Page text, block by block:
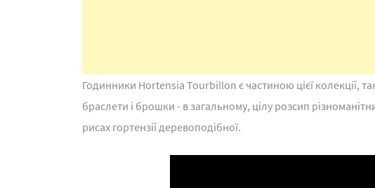
Годинники Hortensia Tourbillon є частиною цієї колекції,
браслети і брошки - в загальному, цілу розсип
рисах гортензії деревоподібної.